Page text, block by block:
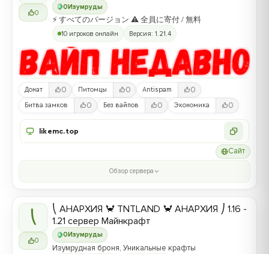
0
0Изумруды
⚡ すべてのバージョン ⚠ 全員に寄付 / 無料
10 игроков онлайн Версия: 1.21.4
Донат 0 Питомцы 0 Antispam 0
Битва замков 0 Без вайпов 0 Экономика 0
likemc.top
Сайт
Обзор сервера
⎝
0
0 Изумруды
⎝ АНАРХИЯ 🦀 TNTLAND 🦀 АНАРХИЯ ⎠ 1.16 -
1.21 сервер Майнкрафт
Изумрудная броня, Уникальные крафты